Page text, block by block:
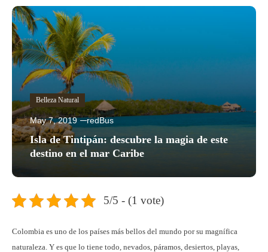
Belleza Natural
May 7, 2019 redBus
Isla de Tintipán: descubre la magia de este
destino en el mar Caribe
5/5 - (1 vote)
Colombia es uno de los países más bellos del mundo por su magnífica
naturaleza. Y es que lo tiene todo, nevados, páramos, desiertos, playas,